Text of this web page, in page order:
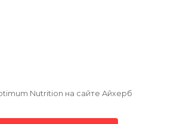
Nutrition на сайте Айхерб